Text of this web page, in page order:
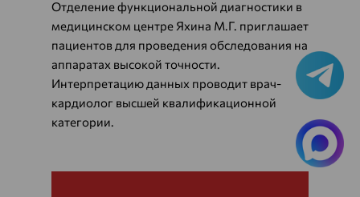
Отделение функциональной диагностики в
медицинском центре Яхина М.Г. приглашает
пациентов для проведения обследования на
аппаратах высокой точности.
Интерпретацию данных проводит врач-
кардиолог высшей квалификационной
категории.